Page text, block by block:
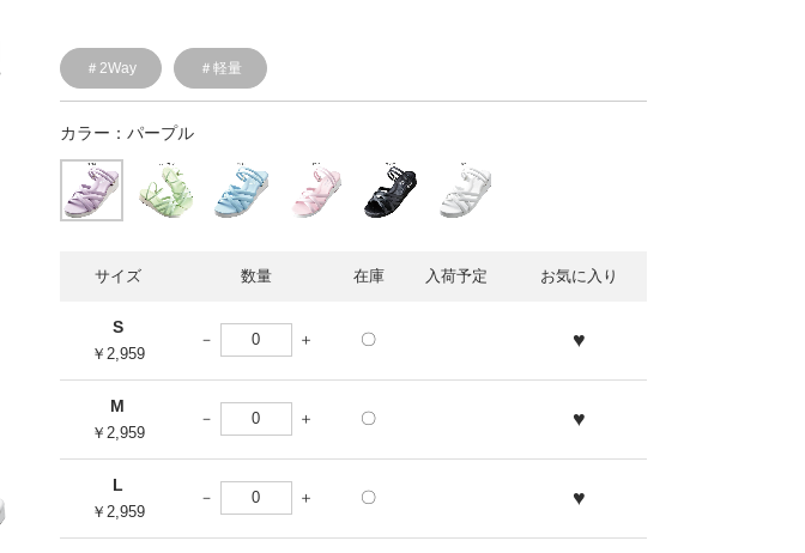
＃2Way ＃軽量
カラー： パープル
サイズ 数量 在庫 入荷予定 お気に入り
S
￥2,959
〇 ♥
M
￥2,959
〇 ♥
L
￥2,959
〇 ♥